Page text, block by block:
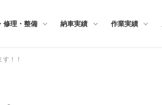
修理・整備 納車実績 作業実績
！！